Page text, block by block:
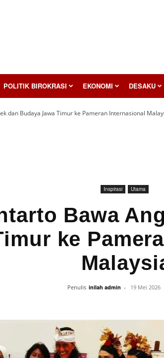
POLITIK BIROKRASI EKONOMI DESAKU
dan Budaya Jawa Timur ke Pameran Internasional
Inspirasi Utama
Bawa
ke
Penulis inilah admin - 19 Mei 2026